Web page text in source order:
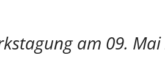
am 09.